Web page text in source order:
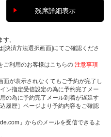
残席詳細表示
。
決済方法選択画面]にてご確認くださ
ご利用のお客様はこちらの注意事項
が表示されなくてもご予約が完了し
ン指定受信設定の為に予約完了メー
の為に予約完了メール到着が遅延す
履歴］ページより予約内容をご確認
」からのメールを受信できるよ